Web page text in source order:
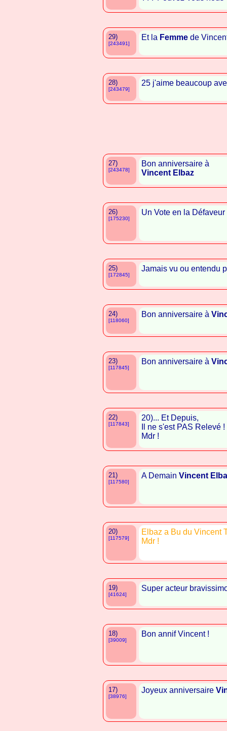
29)
[243491]
Et la Femme de
28)
[243479]
25 j'aime beaucoup
27)
[243478]
Bon anniversaire à
Vincent Elbaz
26)
[175230]
Un Vote en la
25)
[172845]
Jamais vu ou entendu
24)
[118060]
Bon anniversaire à
23)
[117845]
Bon anniversaire à
22)
[117843]
20)... Et Depuis,
Il ne s'est PAS Relevé !
Mdr !
21)
[117580]
A Demain Vincent
20)
[117579]
Elbaz a Bu du Vincent
Mdr !
19)
[41624]
Super acteur
18)
[39009]
Bon annif Vincent !
17)
[38976]
Joyeux anniversaire